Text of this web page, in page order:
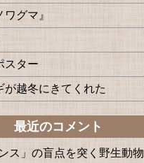
ワグマ』
スター
が越冬にきてくれた
最近のコメント
ス」の盲点を突く野生動物